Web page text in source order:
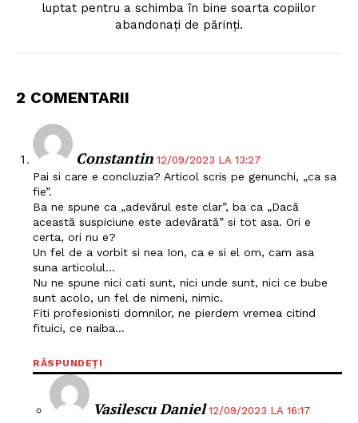
luptat pentru a schimba în bine soarta copiilor
abandonați de părinți.
2 COMENTARII
Constantin 12/09/2023 LA 13:27
Pai si care e concluzia? Articol scris pe genunchi, „ca sa
fie”.
Ba ne spune ca „adevărul este clar”, ba ca „Dacă
această suspiciune este adevărată” si tot asa. Ori e
certa, ori nu e?
Un fel de a vorbit si nea Ion, ca e si el om, cam asa
suna articolul…
Nu ne spune nici cati sunt, nici unde sunt, nici ce bube
sunt acolo, un fel de nimeni, nimic.
Fiti profesionisti domnilor, ne pierdem vremea citind
fituici, ce naiba…
RĂSPUNDEȚI
Vasilescu Daniel 12/09/2023 LA 16:17